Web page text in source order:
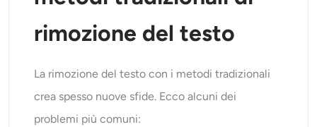
rimozione del testo
La rimozione del testo con i metodi tradizionali
crea spesso nuove sfide. Ecco alcuni dei
problemi più comuni: